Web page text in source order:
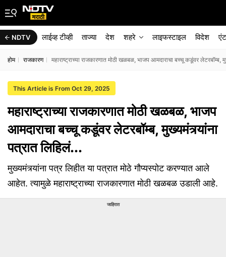
NDTV लाईव्ह टीव्ही ताज्या देश शहरे लाइफस्टाइल विदेश
होम राजकारण महाराष्ट्राच्या राजकारणात मोठी खळबळ, भाजप आमदाराचा बच्चू कडूंवर लेटरबॉम्ब,
This Article is From Oct 29, 2025
महाराष्ट्राच्या राजकारणात मोठी खळबळ, भाजप
आमदाराचा बच्चू कडूंवर लेटरबॉम्ब, मुख्यमंत्र्यांना
पत्रात लिहिलं...
मुख्यमंत्र्यांना पत्र लिहीत या पत्रात मोठे गौप्यस्पोट करण्यात आले
आहेत. त्यामुळे महाराष्ट्राच्या राजकारणात मोठी खळबळ उडाली आहे.
जाहिरात